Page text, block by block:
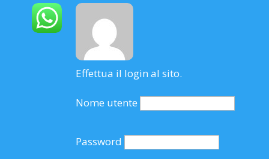
Effettua il login al sito.
Nome utente
Password